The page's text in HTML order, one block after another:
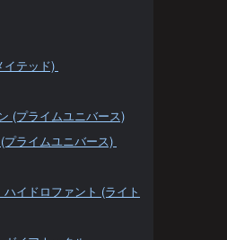
イテッド)
(プライムユニバース)
ライムユニバース)
イドロファント (ライト